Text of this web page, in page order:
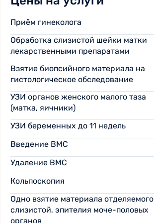
Приём гинеколога
Обработка слизистой шейки матки
лекарственными препаратами
Взятие биопсийного материала на
гистологическое обследование
УЗИ органов женского малого таза
(матка, яичники)
УЗИ беременных до 11 недель
Введение ВМС
Удаление ВМС
Кольпоскопия
Одно взятие материала отделяемого
слизистой, эпителия моче-половых
органов